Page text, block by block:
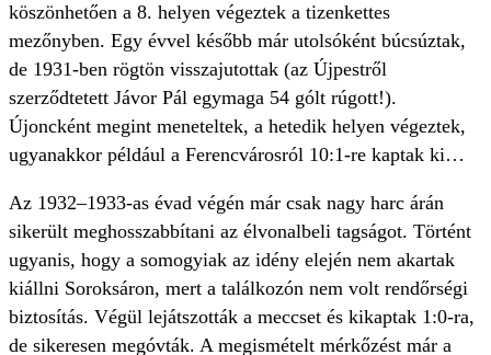
köszönhetően a 8. helyen végeztek a tizenkettes
mezőnyben. Egy évvel később már utolsóként búcsúztak,
de 1931-ben rögtön visszajutottak (az Újpestről
szerződtetett Jávor Pál egymaga 54 gólt rúgott!).
Újoncként megint meneteltek, a hetedik helyen végeztek,
ugyanakkor például a Ferencvárosról 10:1-re kaptak ki…
Az 1932–1933-as évad végén már csak nagy harc árán
sikerült meghosszabbítani az élvonalbeli tagságot. Történt
ugyanis, hogy a somogyiak az idény elején nem akartak
kiállni Soroksáron, mert a találkozón nem volt rendőrségi
biztosítás. Végül lejátszották a meccset és kikaptak 1:0-ra,
de sikeresen megóvták. A megismételt mérkőzést már a